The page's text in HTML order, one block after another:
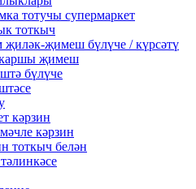
тотучы супермаркет
тоткыч
җиләк-җимеш бүлүче / күрсәтү
җимеш
бүлүче
кәрзин
кәрзин
тоткыч белән